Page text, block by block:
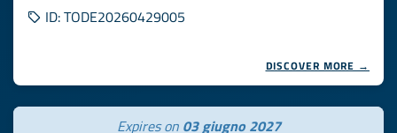
ID: TODE20260429005
DISCOVER MORE →
Expires on 03 giugno 2027